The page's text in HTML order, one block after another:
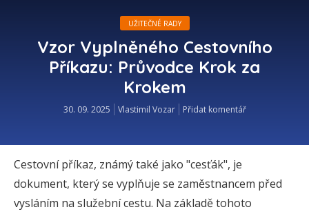
UŽITEČNÉ RADY
Vzor Vyplněného Cestovního
Příkazu: Průvodce Krok za
Krokem
30. 09. 2025 Vlastimil Vozar Přidat komentář
Cestovní příkaz, známý také jako "cesťák", je
dokument, který se vyplňuje se zaměstnancem před
vysláním na služební cestu. Na základě tohoto